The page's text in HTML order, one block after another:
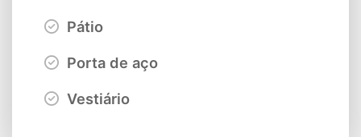
Pátio
Porta de aço
Vestiário